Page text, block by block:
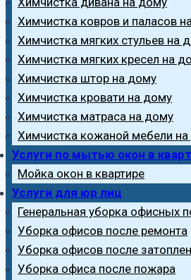
Химчистка ковров и паласов
Химчистка мягких стульев на
Химчистка мягких кресел на
Химчистка штор на дому
Химчистка кровати на дому
Химчистка матраса на дому
Химчистка кожаной мебели
Услуги по мытью окон в
Мойка окон в квартире
Услуги для юр лиц
Генеральная уборка офисных
Уборка офисов после ремонта
Уборка офисов после
Уборка офиса после пожара